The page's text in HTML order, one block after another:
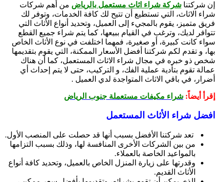
إن شركتنا شركة شراء اثاث مستعمل بالرياض من أهم شركات
شراء الاثاث، التي تستطيع أن تتيح لك كافة الخدمات، وتوفر لك
فريق متميز، يقوم بالمجيء إلى العميل، وتحديد أنواع الأثاث التي
تتوافر لديك، وترغب في القيام ببيعها، كما يتم شراء جميع القطع
سواء كانت كبيرة، أو صغيرة، فمهما اختلفت في نوع الأثاث الخاص
بها، و تقدم لكم شركتنا أفضل الأسعار الممكنة، التي يقوم بتقديمها
شخص ذو خبره في مجال شراء الاثاث المستعمل، كما أن هناك
عمالة تقوم بتأدية عملية الفك، و التركيب، حتى لا يتم إحداث أي
أضرار، في باقي الاثاث المتواجدة لدي العميل .
إقرأ أيضاً: شراء مكيفات مستعملة جنوب الرياض
افضل شراء الأثاث المستعمل
تعد شركتنا الأفضل بسبب أنها قد حصلت على المنصب الأول.
من بين الشركات الأخرى المنافسة لها، وذلك بسبب التزامها
بالمواعيد الخاصة بالعملاء.
وقدرتها على زيارة المنزل الخاص بالعميل، وتحديد كافة أنواع
الأثاث القديم.